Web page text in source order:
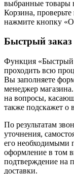
выбранные товары
Корзина,
нажмите кнопку
Быстрый заказ
Функция «Быстрый
проходить всю
Вы заполняете
менеджер
на вопросы,
также подскажет о
По результатам
уточнения,
его необходимыми
оформление в том
подтверждение на
доставки.